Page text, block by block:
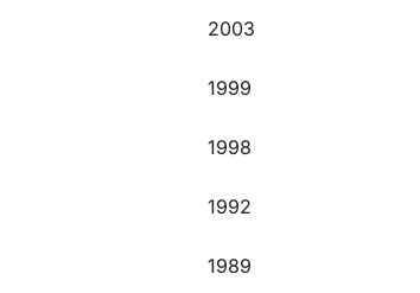
2003
1999
1998
1992
1989